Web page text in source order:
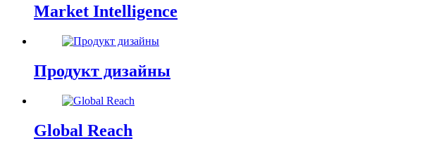
Market Intelligence
Продукт дизайны
Global Reach